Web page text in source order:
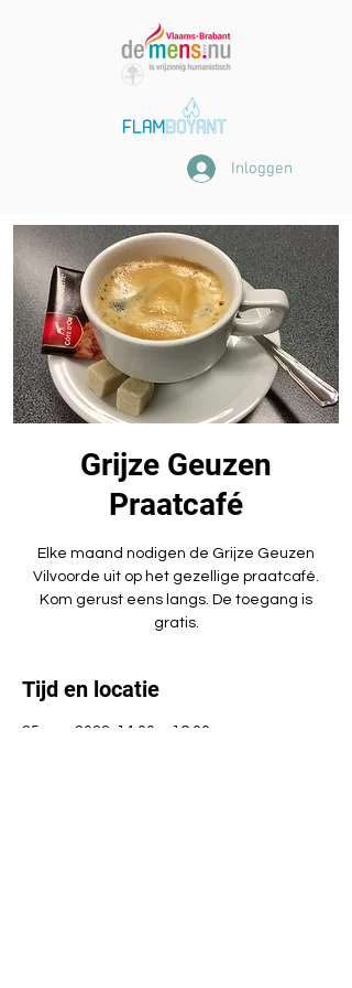
Inloggen
Grijze Geuzen
Praatcafé
Elke maand nodigen de Grijze Geuzen
Vilvoorde uit op het gezellige praatcafé.
Kom gerust eens langs. De toegang is
gratis.
Tijd en locatie
25 aug 2022, 14:00 – 16:00